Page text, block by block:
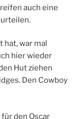
auch eine
hat, war mal
hier wieder
Hut ziehen
Den Cowboy
für den Oscar